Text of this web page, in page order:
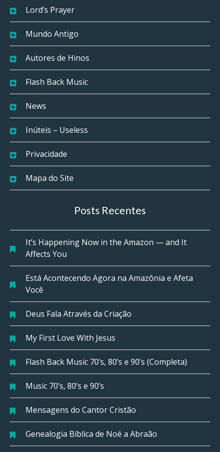
Lord’s Prayer
Mundo Antigo
Autores de Hinos
Flash Back Music
News
Inúteis – Useless
Privacidade
Mapa do Site
Posts Recentes
It’s Happening Now in the Amazon — and It
Affects You
Está Acontecendo Agora na Amazônia e Afeta
Você
Deus Fala Através da Criação
My First Love With Jesus
Flash Back Music 70’s, 80’s e 90’s (Completa)
Music 70’s, 80’s e 90’s
Mensagens do Cantor Cristão
Genealogia Bíblica de Noé a Abraão